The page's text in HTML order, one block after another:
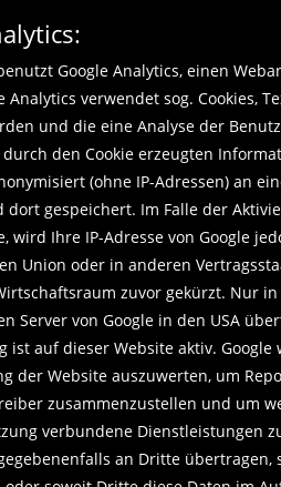
Google Analytics, einen
Analytics verwendet sog. Cookies,
und die eine Analyse der
den Cookie erzeugten
(ohne IP-Adressen) an
dort gespeichert. Im Falle der
wird Ihre IP-Adresse von Google
Union oder in anderen
zuvor gekürzt. Nur
Server von Google in den USA
ist auf dieser Website aktiv.
der Website auszuwerten, um
zusammenzustellen und um
verbundene Dienstleistungen
an Dritte übertragen,